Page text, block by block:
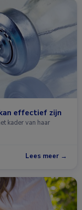
effectief zijn
kader van haar
Lees meer →